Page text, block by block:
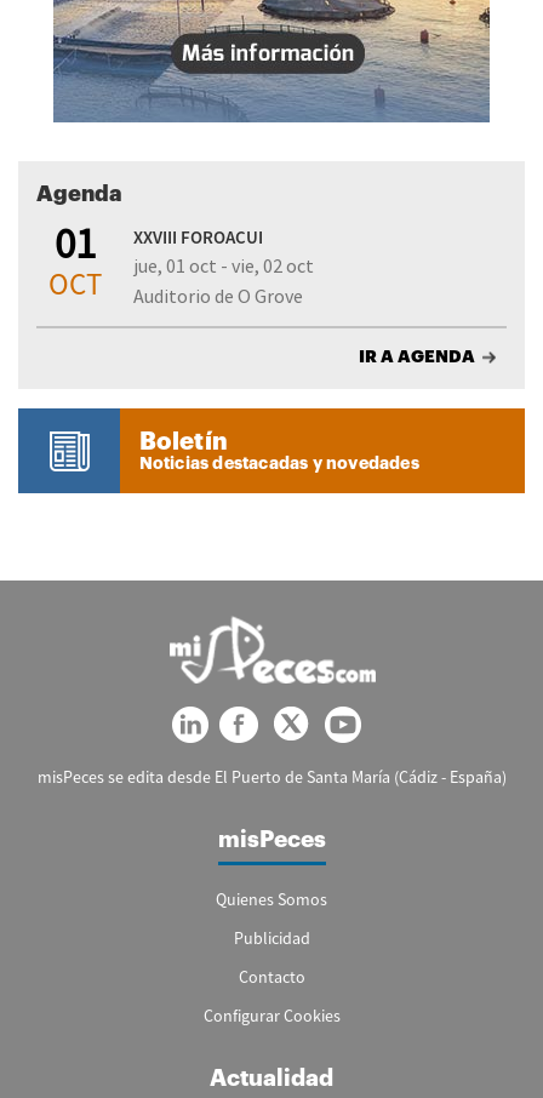
Agenda
01
OCT
XXVIII FOROACUI
jue, 01 oct - vie, 02 oct
Auditorio de O Grove
IR A AGENDA
Boletín
Noticias destacadas y novedades
misPeces se edita desde El Puerto de Santa María (Cádiz - España)
misPeces
Quienes Somos
Publicidad
Contacto
Configurar Cookies
Actualidad